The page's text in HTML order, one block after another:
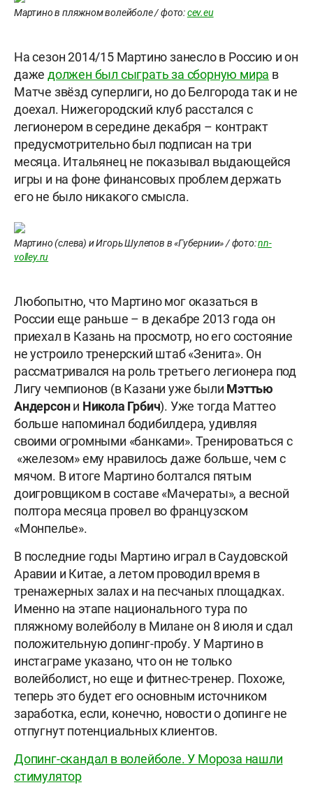
Мартино в пляжном волейболе / фото:cev.eu
На сезон 2014/15 Мартино занесло в Россию и он
даже должен был сыграть за сборную мира в
Матче звёзд суперлиги, но до Белгорода так и не
доехал. Нижегородский клуб расстался с
легионером в середине декабря – контракт
предусмотрительно был подписан на три
месяца. Итальянец не показывал выдающейся
игры и на фоне финансовых проблем держать
его не было никакого смысла.
Мартино (слева) и Игорь Шулепов в «Губернии» / фото:nn-
volley.ru
Любопытно, что Мартино мог оказаться в
России еще раньше – в декабре 2013 года он
приехал в Казань на просмотр, но его состояние
не устроило тренерский штаб «Зенита». Он
рассматривался на роль третьего легионера под
Лигу чемпионов (в Казани уже были Мэттью
Андерсони Никола Грбич). Уже тогда Маттео
больше напоминал бодибилдера, удивляя
своими огромными «банками». Тренироваться с
«железом» ему нравилось даже больше, чем с
мячом. В итоге Мартино болтался пятым
доигровщиком в составе «Мачераты», а весной
полтора месяца провел во французском
«Монпелье».
В последние годы Мартино играл в Саудовской
Аравии и Китае, а летом проводил время в
тренажерных залах и на песчаных площадках.
Именно на этапе национального тура по
пляжному волейболу в Милане он 8 июля и сдал
положительную допинг-пробу. У Мартино в
инстаграме указано, что он не только
волейболист, но еще и фитнес-тренер. Похоже,
теперь это будет его основным источником
заработка, если, конечно, новости о допинге не
отпугнут потенциальных клиентов.
Допинг-скандал в волейболе. У Мороза нашли
стимулятор